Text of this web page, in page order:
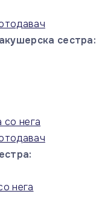
сестра:
со нега
нега